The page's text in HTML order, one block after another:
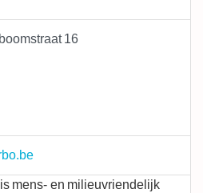
16
mens- en milieuvriendelijk